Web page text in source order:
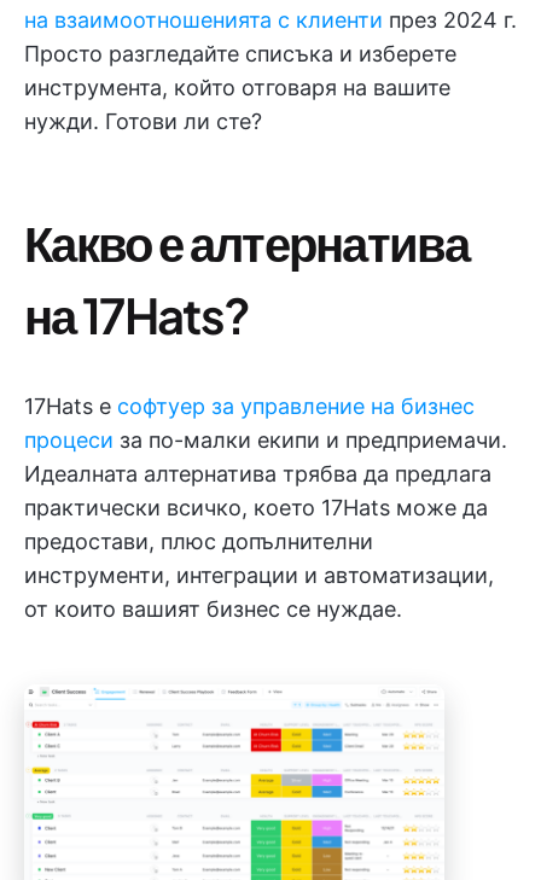
на взаимоотношенията с клиенти през 2024 г.
Просто разгледайте списъка и изберете
инструмента, който отговаря на вашите
нужди. Готови ли сте?
Какво е алтернатива
на 17Hats?
17Hats е софтуер за управление на бизнес
процеси за по-малки екипи и предприемачи.
Идеалната алтернатива трябва да предлага
практически всичко, което 17Hats може да
предостави, плюс допълнителни
инструменти, интеграции и автоматизации,
от които вашият бизнес се нуждае.